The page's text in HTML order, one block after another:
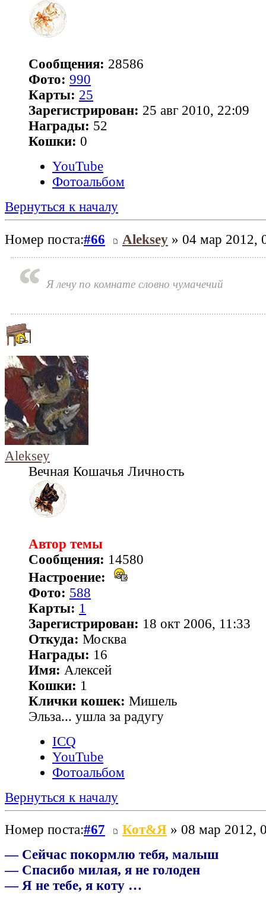
Сообщения: 28586
Фото: 990
Карты: 25
Зарегистрирован: 25 авг 2010, 22:09
Награды: 52
Кошки: 0
YouTube
Фотоальбом
Вернуться к началу
Номер поста:#66 Aleksey » 04 мар 2012,
Я лечу по комнате словно чумачечий
Aleksey
Вечная Кошачья Личность
Автор темы
Сообщения: 14580
Настроение:
Фото: 588
Карты: 1
Зарегистрирован: 18 окт 2006, 11:33
Откуда: Москва
Награды: 16
Имя: Алексей
Кошки: 1
Клички кошек: Мишель
Эльза... ушла за радугу
ICQ
YouTube
Фотоальбом
Вернуться к началу
Номер поста:#67 Кот&Я » 08 мар 2012,
— Сейчас покормлю тебя, малыш
— Спасибо милая, я не голоден
— Я не тебе, я коту …